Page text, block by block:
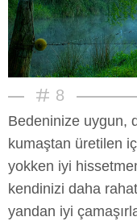
8
Bedeninize uygun,
kumaştan üretilen
yokken iyi
kendinizi daha
yandan iyi